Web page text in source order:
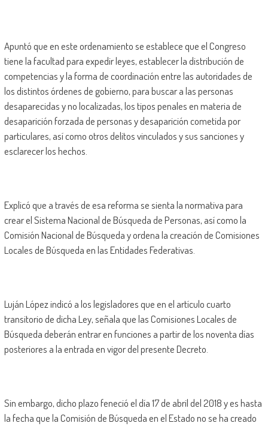
Apuntó que en este ordenamiento se establece que el Congreso
tiene la facultad para expedir leyes, establecer la distribución de
competencias y la forma de coordinación entre las autoridades de
los distintos órdenes de gobierno, para buscar a las personas
desaparecidas y no localizadas, los tipos penales en materia de
desaparición forzada de personas y desaparición cometida por
particulares, así como otros delitos vinculados y sus sanciones y
esclarecer los hechos.
Explicó que a través de esa reforma se sienta la normativa para
crear el Sistema Nacional de Búsqueda de Personas, así como la
Comisión Nacional de Búsqueda y ordena la creación de Comisiones
Locales de Búsqueda en las Entidades Federativas.
Luján López indicó a los legisladores que en el artículo cuarto
transitorio de dicha Ley, señala que las Comisiones Locales de
Búsqueda deberán entrar en funciones a partir de los noventa días
posteriores a la entrada en vigor del presente Decreto.
Sin embargo, dicho plazo feneció el día 17 de abril del 2018 y es hasta
la fecha que la Comisión de Búsqueda en el Estado no se ha creado